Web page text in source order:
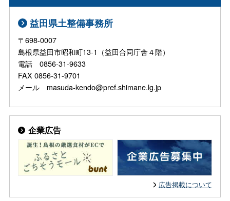
益田県土整備事務所
〒698-0007
島根県益田市昭和町13-1（益田合同庁舎４階）
電話 0856-31-9633
FAX 0856-31-9701
メール masuda-kendo@pref.shimane.lg.jp
企業広告
広告掲載について